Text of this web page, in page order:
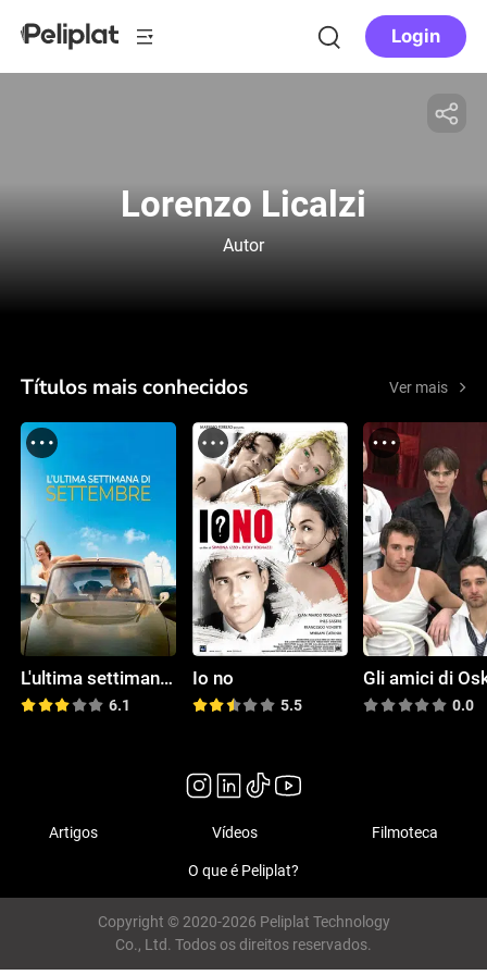
Login
Lorenzo Licalzi
Autor
Títulos mais conhecidos Ver mais
L'ultima settimana di settembre
6.1
Io no
5.5
Gli amici di
0.0
Artigos Vídeos Filmoteca
O que é Peliplat?
Copyright © 2020-2026 Peliplat Technology
Co., Ltd. Todos os direitos reservados.